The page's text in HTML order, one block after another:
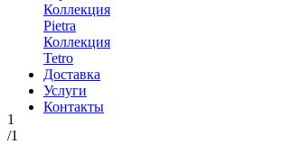
Коллекция
Pietra
Коллекция
Tetro
Доставка
Услуги
Контакты
1
/1